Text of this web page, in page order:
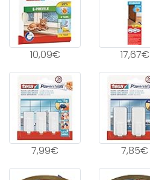
10,09€ 17,67€
7,99€ 7,85€